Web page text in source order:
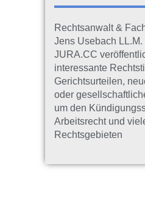
Rechtsanwalt &
Jens Usebach
JURA.CC
interessante
Gerichtsurteilen,
oder
um den
Arbeitsrecht und
Rechtsgebieten